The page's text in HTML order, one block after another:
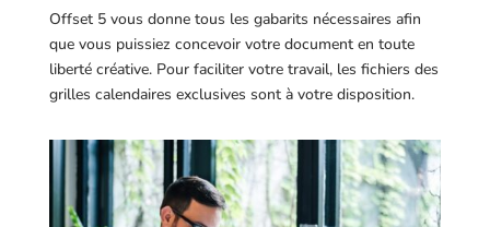
Offset 5 vous donne tous les gabarits nécessaires afin
que vous puissiez concevoir votre document en toute
liberté créative. Pour faciliter votre travail, les fichiers des
grilles calendaires exclusives sont à votre disposition.